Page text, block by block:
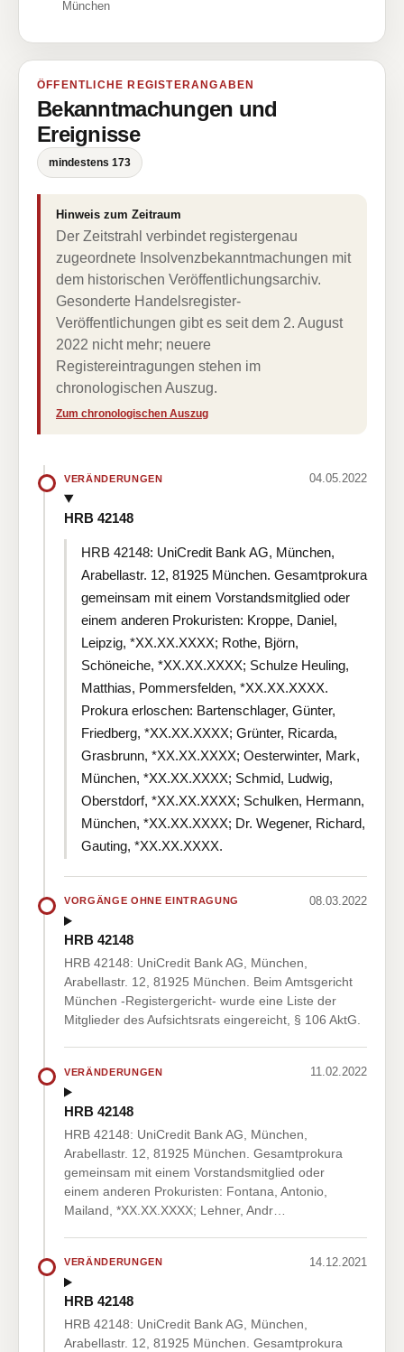
München
ÖFFENTLICHE REGISTERANGABEN
Bekanntmachungen und
Ereignisse
mindestens 173
Hinweis zum Zeitraum
Der Zeitstrahl verbindet registergenau
zugeordnete Insolvenzbekanntmachungen mit
dem historischen Veröffentlichungsarchiv.
Gesonderte Handelsregister-
Veröffentlichungen gibt es seit dem 2. August
2022 nicht mehr; neuere
Registereintragungen stehen im
chronologischen Auszug.
Zum chronologischen Auszug
VERÄNDERUNGEN 04.05.2022
HRB 42148
HRB 42148: UniCredit Bank AG, München,
Arabellastr. 12, 81925 München. Gesamtprokura
gemeinsam mit einem Vorstandsmitglied oder
einem anderen Prokuristen: Kroppe, Daniel,
Leipzig, *XX.XX.XXXX; Rothe, Björn,
Schöneiche, *XX.XX.XXXX; Schulze Heuling,
Matthias, Pommersfelden, *XX.XX.XXXX.
Prokura erloschen: Bartenschlager, Günter,
Friedberg, *XX.XX.XXXX; Grünter, Ricarda,
Grasbrunn, *XX.XX.XXXX; Oesterwinter, Mark,
München, *XX.XX.XXXX; Schmid, Ludwig,
Oberstdorf, *XX.XX.XXXX; Schulken, Hermann,
München, *XX.XX.XXXX; Dr. Wegener, Richard,
Gauting, *XX.XX.XXXX.
VORGÄNGE OHNE EINTRAGUNG 08.03.2022
HRB 42148
HRB 42148: UniCredit Bank AG, München,
Arabellastr. 12, 81925 München. Beim Amtsgericht
München -Registergericht- wurde eine Liste der
Mitglieder des Aufsichtsrats eingereicht, § 106 AktG.
VERÄNDERUNGEN 11.02.2022
HRB 42148
HRB 42148: UniCredit Bank AG, München,
Arabellastr. 12, 81925 München. Gesamtprokura
gemeinsam mit einem Vorstandsmitglied oder
einem anderen Prokuristen: Fontana, Antonio,
Mailand, *XX.XX.XXXX; Lehner, Andr…
VERÄNDERUNGEN 14.12.2021
HRB 42148
HRB 42148: UniCredit Bank AG, München,
Arabellastr. 12, 81925 München. Gesamtprokura